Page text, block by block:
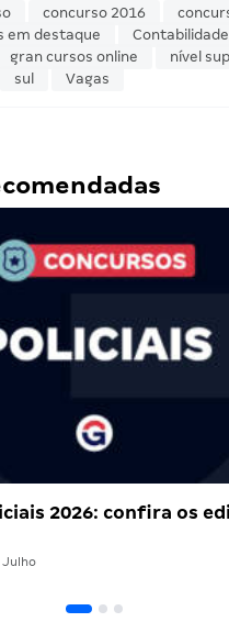
concurso 2016
em destaque Contabilidade
gran cursos online
nível
sul Vagas
2026: confira os
Julho